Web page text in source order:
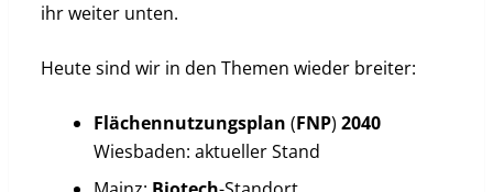
ihr weiter unten.
Heute sind wir in den Themen wieder breiter:
Flächennutzungsplan (FNP) 2040
Wiesbaden: aktueller Stand